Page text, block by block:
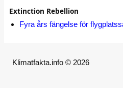
Extinction Rebellion
Fyra års fängelse för
Klimatfakta.info © 2026